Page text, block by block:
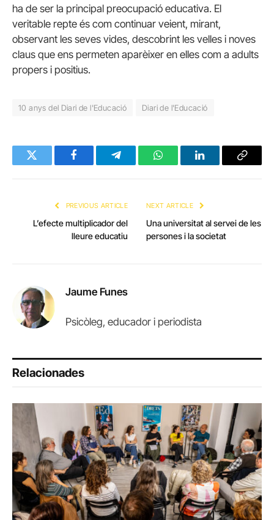
ha de ser la principal preocupació educativa. El
veritable repte és com continuar veient, mirant,
observant les seves vides, descobrint les velles i noves
claus que ens permeten aparèixer en elles com a adults
propers i positius.
10 anys del Diari de l'Educació Diari de l'Educació
Twitter FacebookTelegramWhatsAppLinkedInCopy
PREVIOUS ARTICLE
L’efecte multiplicador del
lleure educatiu
NEXT ARTICLE
Una universitat al servei de les
persones i la societat
Jaume Funes
Psicòleg, educador i periodista
Relacionades